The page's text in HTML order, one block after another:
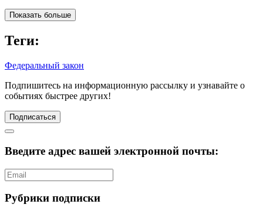
Показать больше
Теги:
Федеральный закон
Подпишитесь на информационную рассылку и узнавайте о
событиях быстрее других!
Подписаться
Введите адрес вашей электронной почты:
Рубрики подписки